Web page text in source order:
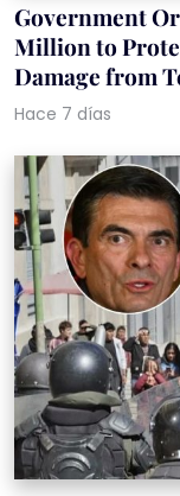
Government
Million to
Damage from
Hace 7 días